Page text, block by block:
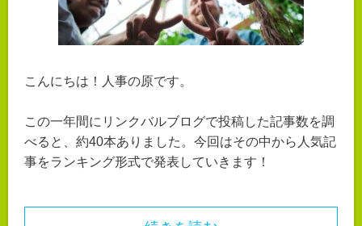
こんにちは！人事の原です。
この一年間にリンクバルブログで投稿した記事数を調
べると、約40本ありました。今回はその中から人気記
事をランキング形式で発表していきます！